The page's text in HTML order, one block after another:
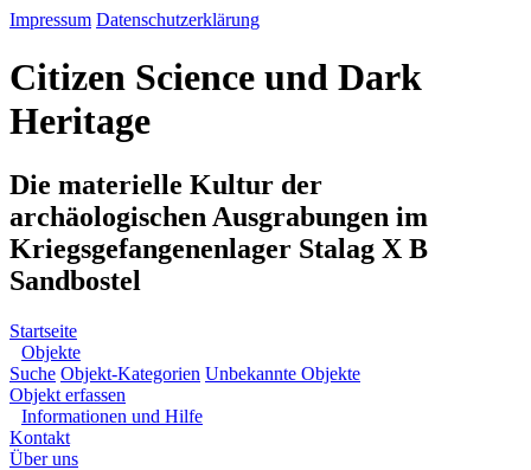
Impressum Datenschutzerklärung
Citizen Science und Dark
Heritage
Die materielle Kultur der
archäologischen Ausgrabungen im
Kriegsgefangenenlager Stalag X B
Sandbostel
Startseite
Objekte
Suche Objekt-Kategorien Unbekannte Objekte
Objekt erfassen
Informationen und Hilfe
Kontakt
Über uns